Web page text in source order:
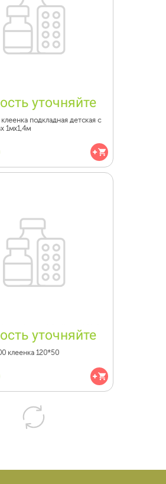
уточняйте
подкладная детская с
1мх1,4м
уточняйте
клеенка 120*50